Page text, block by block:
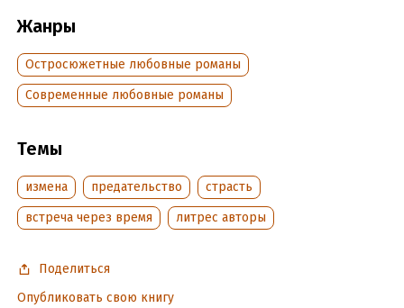
Подробная информация
Дата написания:7 декабря 2023
Объем:419651
Время на чтение:
Жанры
Остросюжетные любовные романы
Современные любовные романы
Темы
измена предательство
страсть
встреча через время
литрес авторы
Поделиться
Опубликовать свою книгу